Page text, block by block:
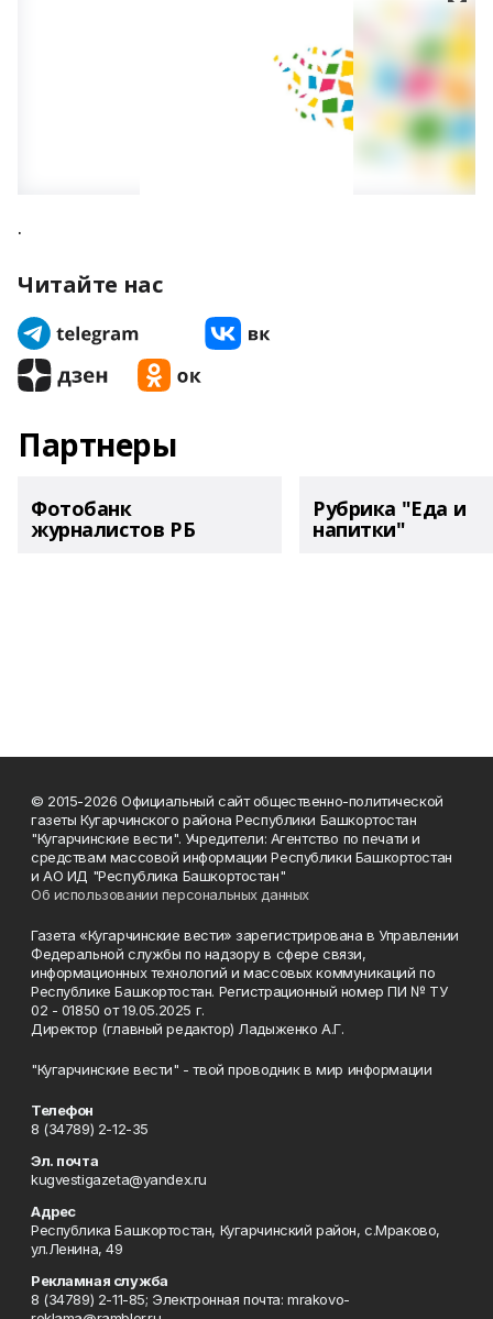
.
Читайте нас
Партнеры
Фотобанк
журналистов РБ
Рубрика "Еда и
напитки"
© 2015-2026 Официальный сайт общественно-политической
газеты Кугарчинского района Республики Башкортостан
"Кугарчинские вести". Учредители: Агентство по печати и
средствам массовой информации Республики Башкортостан
и АО ИД "Республика Башкортостан"
Об использовании персональных данных
Газета «Кугарчинские вести» зарегистрирована в Управлении
Федеральной службы по надзору в сфере связи,
информационных технологий и массовых коммуникаций по
Республике Башкортостан. Регистрационный номер ПИ № ТУ
02 - 01850 от 19.05.2025 г.
Директор (главный редактор) Ладыженко А.Г.
"Кугарчинские вести" - твой проводник в мир информации
Телефон
8 (34789) 2-12-35
Эл. почта
kugvestigazeta@yandex.ru
Адрес
Республика Башкортостан, Кугарчинский район, с.Мраково,
ул.Ленина, 49
Рекламная служба
8 (34789) 2-11-85; Электронная почта: mrakovo-